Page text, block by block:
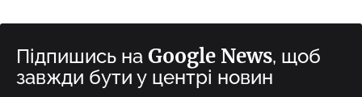
Підпишись на Google News, щоб
завжди бути у центрі новин